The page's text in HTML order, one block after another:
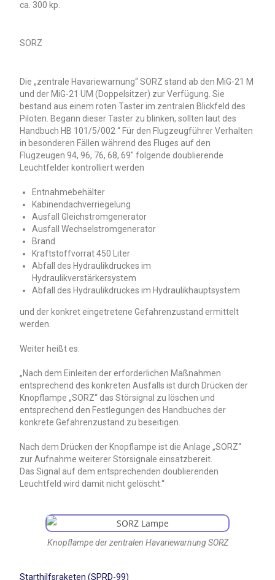
ca. 300 kp.
SORZ
Die „zentrale Havariewarnung“ SORZ stand ab den MiG-21 M
und der MiG-21 UM (Doppelsitzer) zur Verfügung. Sie
bestand aus einem roten Taster im zentralen Blickfeld des
Piloten. Begann dieser Taster zu blinken, sollten laut des
Handbuch HB 101/5/002 “ Für den Flugzeugführer Verhalten
in besonderen Fällen während des Fluges auf den
Flugzeugen 94, 96, 76, 68, 69″ folgende doublierende
Leuchtfelder kontrolliert werden
Entnahmebehälter
Kabinendachverriegelung
Ausfall Gleichstromgenerator
Ausfall Wechselstromgenerator
Brand
Kraftstoffvorrat 450 Liter
Abfall des Hydraulikdruckes im
Hydraulikverstärkersystem
Abfall des Hydraulikdruckes im Hydraulikhauptsystem
und der konkret eingetretene Gefahrenzustand ermittelt
werden.
Weiter heißt es:
„Nach dem Einleiten der erforderlichen Maßnahmen
entsprechend des konkreten Ausfalls ist durch Drücken der
Knopflampe „SORZ“ das Störsignal zu löschen und
entsprechend den Festlegungen des Handbuches der
konkrete Gefahrenzustand zu beseitigen.
Nach dem Drücken der Knopflampe ist die Anlage „SORZ“
zur Aufnahme weiterer Störsignale einsatzbereit.
Das Signal auf dem entsprechenden doublierenden
Leuchtfeld wird damit nicht gelöscht.“
Knopflampe der zentralen Havariewarnung SORZ
Starthilfsraketen (SPRD-99)